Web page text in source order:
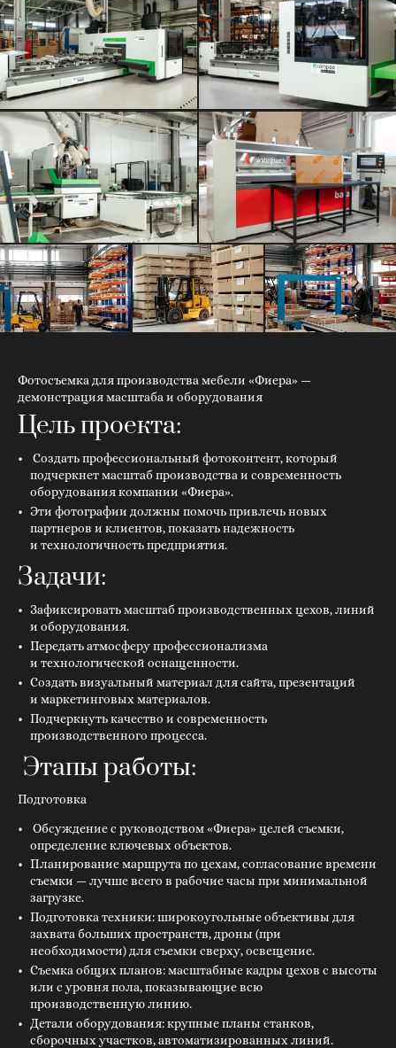
Фотосъемка для производства мебели «Фиера» —
демонстрация масштаба и оборудования
Цель проекта:
Создать профессиональный фотоконтент, который
подчеркнет масштаб производства и современность
оборудования компании «Фиера».
Эти фотографии должны помочь привлечь новых
партнеров и клиентов, показать надежность
и технологичность предприятия.
Задачи:
Зафиксировать масштаб производственных цехов, линий
и оборудования.
Передать атмосферу профессионализма
и технологической оснащенности.
Создать визуальный материал для сайта, презентаций
и маркетинговых материалов.
Подчеркнуть качество и современность
производственного процесса.
Этапы работы:
Подготовка
Обсуждение с руководством «Фиера» целей съемки,
определение ключевых объектов.
Планирование маршрута по цехам, согласование времени
съемки — лучше всего в рабочие часы при минимальной
загрузке.
Подготовка техники: широкоугольные объективы для
захвата больших пространств, дроны (при
необходимости) для съемки сверху, освещение.
Съемка общих планов: масштабные кадры цехов с высоты
или с уровня пола, показывающие всю
производственную линию.
Детали оборудования: крупные планы станков,
сборочных участков, автоматизированных линий.